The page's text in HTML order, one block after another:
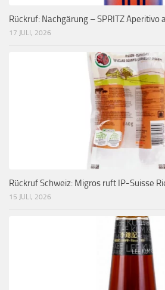
Rückruf: Nachgärung – SPRITZ Aperitivo
17 JULI, 2026
Rückruf Schweiz: Migros ruft IP-Suisse
15 JULI, 2026